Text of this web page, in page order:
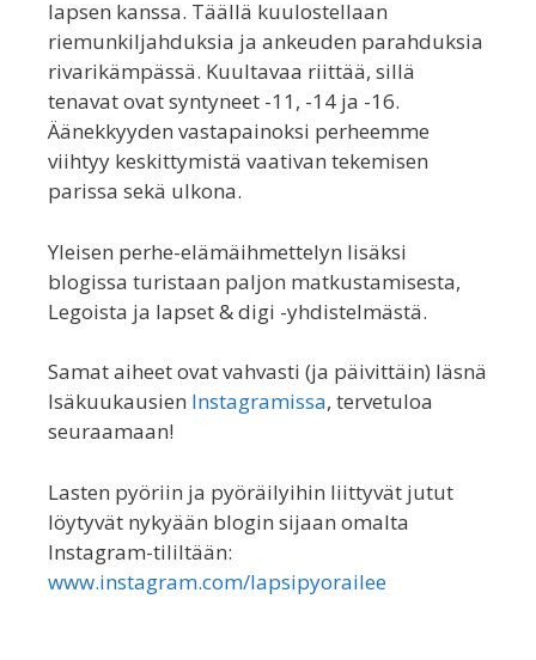
lapsen kanssa. Täällä kuulostellaan
riemunkiljahduksia ja ankeuden parahduksia
rivarikämpässä. Kuultavaa riittää, sillä
tenavat ovat syntyneet -11, -14 ja -16.
Äänekkyyden vastapainoksi perheemme
viihtyy keskittymistä vaativan tekemisen
parissa sekä ulkona.
Yleisen perhe-elämäihmettelyn lisäksi
blogissa turistaan paljon matkustamisesta,
Legoista ja lapset & digi -yhdistelmästä.
Samat aiheet ovat vahvasti (ja päivittäin) läsnä
Isäkuukausien Instagramissa, tervetuloa
seuraamaan!
Lasten pyöriin ja pyöräilyihin liittyvät jutut
löytyvät nykyään blogin sijaan omalta
Instagram-tililtään:
www.instagram.com/lapsipyorailee